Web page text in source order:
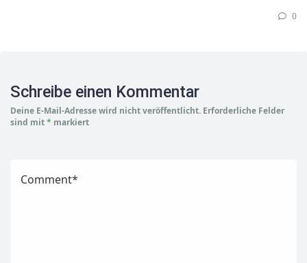
0
Schreibe einen Kommentar
Deine E-Mail-Adresse wird nicht veröffentlicht. Erforderliche Felder
sind mit* markiert